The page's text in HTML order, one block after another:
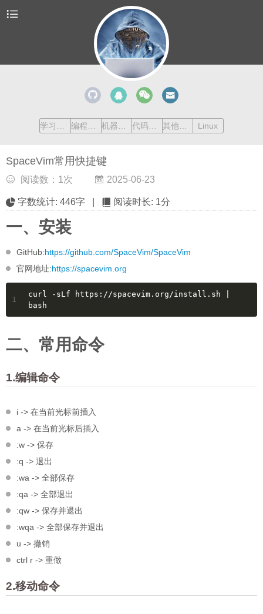
其他内容 Linux
SpaceVim常用快捷键
阅读数： 1 次 2025-06-23
字数统计: 446字 阅读时长: 1分
一、安装
GitHub:https://github.com/SpaceVim/SpaceVim
官网地址:https://spacevim.org
1
curl -sLf https://spacevim.org/install.sh |
bash
二、常用命令
1.编辑命令
i -> 在当前光标前插入
a -> 在当前光标后插入
:w -> 保存
:q -> 退出
:wa -> 全部保存
:qa -> 全部退出
:qw -> 保存并退出
:wqa -> 全部保存并退出
u -> 撤销
ctrl r -> 重做
2.移动命令